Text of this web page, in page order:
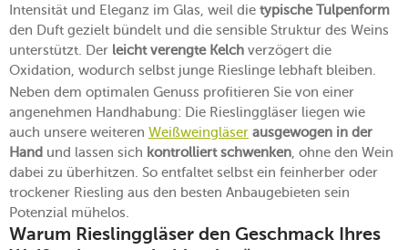
Intensität und Eleganz im Glas, weil die typische Tulpenform
den Duft gezielt bündelt und die sensible Struktur des Weins
unterstützt. Der leicht verengte Kelch verzögert die
Oxidation, wodurch selbst junge Rieslinge lebhaft bleiben.
Neben dem optimalen Genuss profitieren Sie von einer
angenehmen Handhabung: Die Rieslinggläser liegen wie
auch unsere weiteren Weißweingläser ausgewogen in der
Hand und lassen sich kontrolliert schwenken, ohne den Wein
dabei zu überhitzen. So entfaltet selbst ein feinherber oder
trockener Riesling aus den besten Anbaugebieten sein
Potenzial mühelos.
Warum Rieslinggläser den Geschmack Ihres